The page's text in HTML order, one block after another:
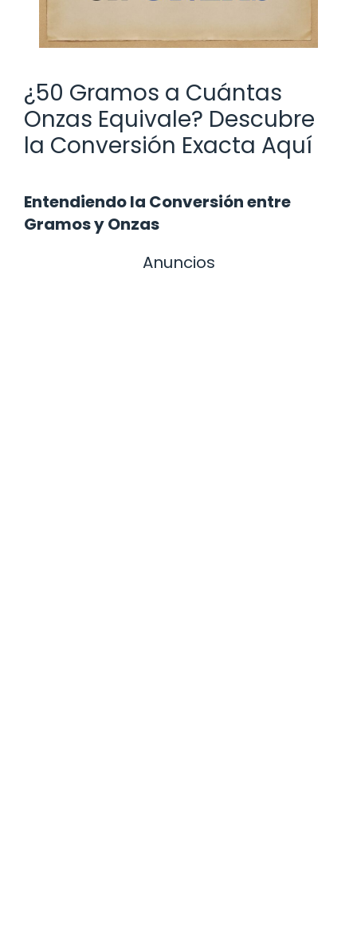
¿50 Gramos a Cuántas
Onzas Equivale? Descubre
la Conversión Exacta Aquí
Entendiendo la Conversión entre
Gramos y Onzas
Anuncios